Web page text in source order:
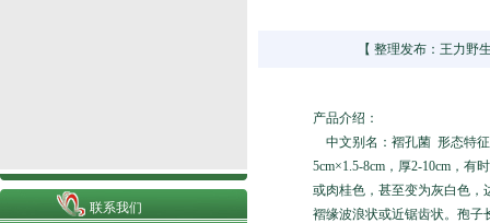
联系我们
【 整理发布：王力野
产品介绍：
中文别名：褶孔菌 形态特征
5cm×1.5-8cm，厚2-10cm，
或肉桂色，甚至变为灰白色，
褶缘波浪状或近锯齿状。孢子